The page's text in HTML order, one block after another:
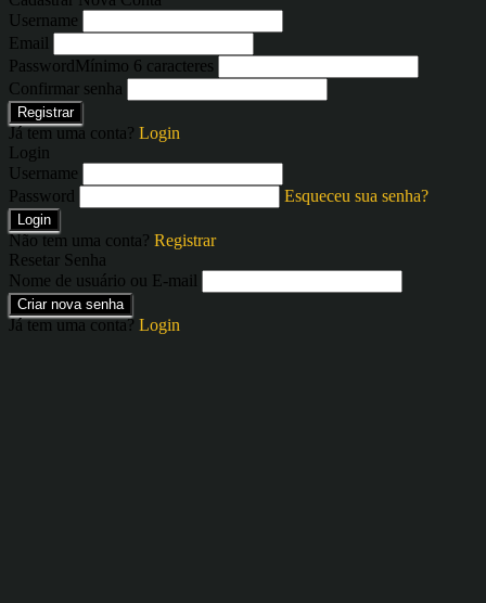
Username
Email
PasswordMínimo 6 caracteres
Confirmar senha
Registrar
Já tem uma conta? Login
Login
Username
Password
Esqueceu sua senha?
Login
Não tem uma conta? Registrar
Resetar Senha
Nome de usuário ou E-mail
Criar nova senha
Já tem uma conta? Login